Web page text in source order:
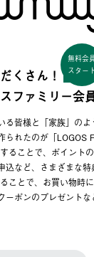
くさん！
無料会員
スタート
ファミリー会員
る皆様と「家族」の
られたのが「LOGOS
ることで、ポイント
込など、さまざまな特
ことで、お買い物時
ーポンのプレゼント